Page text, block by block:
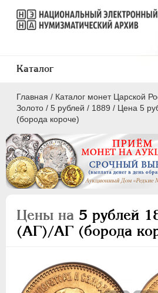
Главная / Каталог монет Царской
Золото / 5 рублей / 1889 / Цена 5
(борода короче)
Цены на 5 рублей
(АГ)/АГ (борода
Каталог
ПEТР I 1699 - 1725
ЕКАТЕРИНА I 1725-1727
АННА ИОАННОВНА 1730-
ИОАНН АНТОНОВИЧ 1740-
ПЕТР III 1762-1762
ЕКАТЕРИНА II 1762-1796